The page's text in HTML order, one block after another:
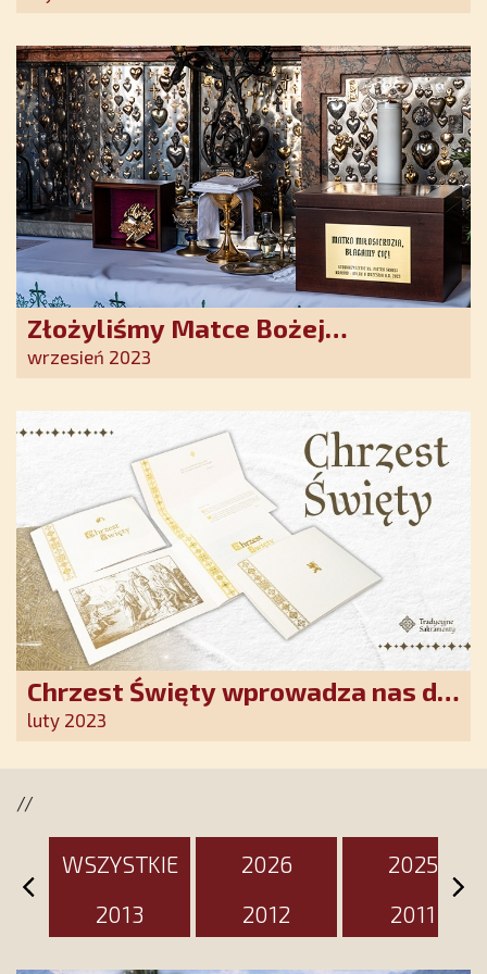
nadziei w XXI wieku
Złożyliśmy Matce Bożej
Ostrobramskiej pozłacane wotum
wrzesień 2023
Chrzest Święty wprowadza nas do
wspólnoty Kościoła. Nasz pakiet
luty 2023
//
WSZYSTKIE 2026
2025
2013
2012 2011